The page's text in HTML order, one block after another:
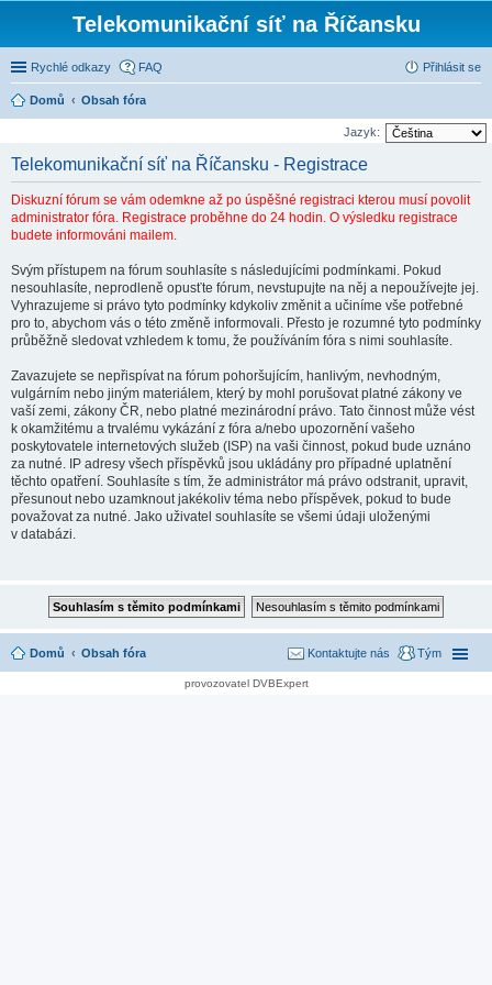
Telekomunikační síť na Říčansku
Rychlé odkazy FAQ Přihlásit se
Domů Obsah fóra
Jazyk:
Telekomunikační síť na Říčansku - Registrace
Diskuzní fórum se vám odemkne až po úspěšné registraci kterou musí povolit
administrator fóra. Registrace proběhne do 24 hodin. O výsledku registrace
budete informováni mailem.
Svým přístupem na fórum souhlasíte s následujícími podmínkami. Pokud
nesouhlasíte, neprodleně opusťte fórum, nevstupujte na něj a nepoužívejte jej.
Vyhrazujeme si právo tyto podmínky kdykoliv změnit a učiníme vše potřebné
pro to, abychom vás o této změně informovali. Přesto je rozumné tyto podmínky
průběžně sledovat vzhledem k tomu, že používáním fóra s nimi souhlasíte.
Zavazujete se nepřispívat na fórum pohoršujícím, hanlivým, nevhodným,
vulgárním nebo jiným materiálem, který by mohl porušovat platné zákony ve
vaší zemi, zákony ČR, nebo platné mezinárodní právo. Tato činnost může vést
k okamžitému a trvalému vykázání z fóra a/nebo upozornění vašeho
poskytovatele internetových služeb (ISP) na vaši činnost, pokud bude uznáno
za nutné. IP adresy všech příspěvků jsou ukládány pro případné uplatnění
těchto opatření. Souhlasíte s tím, že administrátor má právo odstranit, upravit,
přesunout nebo uzamknout jakékoliv téma nebo příspěvek, pokud to bude
považovat za nutné. Jako uživatel souhlasíte se všemi údaji uloženými
v databázi.
Domů Obsah fóra Tým
Kontaktujte nás
provozovatel DVBExpert